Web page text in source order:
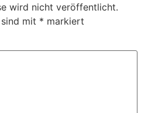
wird nicht veröffentlicht.
mit * markiert